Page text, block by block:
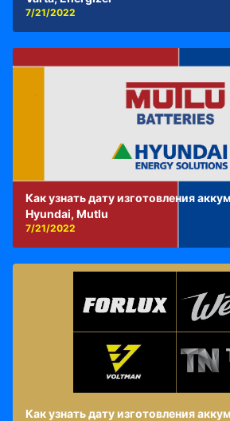
7/21/2022
Как узнать дату изготовления
Hyundai, Mutlu
7/21/2022
Как узнать дату изготовления